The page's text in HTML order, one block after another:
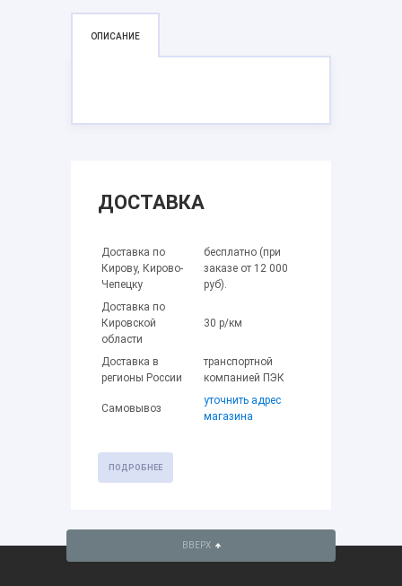
ОПИСАНИЕ
ДОСТАВКА
Доставка по
Кирову, Кирово-
Чепецку
бесплатно (при
заказе от 12 000
руб).
Доставка по
Кировской
области
30 р/км
Доставка в
регионы России
транспортной
компанией ПЭК
Самовывоз
уточнить адрес
магазина
ПОДРОБНЕЕ
ВВЕРХ